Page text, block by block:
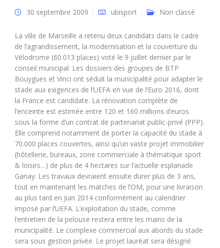
30 septembre 2009 ubisport Non classé
La ville de Marseille a retenu deux candidats dans le cadre
de l’agrandissement, la modernisation et la couverture du
Vélodrome (60.013 places) voté le 9 juillet dernier par le
conseil municipal. Les dossiers des groupes de BTP
Bouygues et Vinci ont séduit la municipalité pour adapter le
stade aux exigences de l’UEFA en vue de l’Euro 2016, dont
la France est candidate. La rénovation complète de
l’enceinte est estimée entre 120 et 160 millions d’euros
sous la forme d’un contrat de partenariat public-privé (PPP).
Elle comprend notamment de porter la capacité du stade à
70.000 places couvertes, ainsi qu’un vaste projet immobilier
(hôtellerie, bureaux, zone commerciale à thématique sport
& loisirs…) de plus de 4 hectares sur l’actuelle esplanade
Ganay. Les travaux devraient ensuite durer plus de 3 ans,
tout en maintenant les matches de l’OM, pour une livraison
au plus tard en Juin 2014 conformément au calendrier
imposé par l’UEFA. L’exploitation du stade, comme
l’entretien de la pelouse restera entre les mains de la
municipalité. Le complexe commercial aux abords du stade
sera sous gestion privée. Le projet lauréat sera désigné